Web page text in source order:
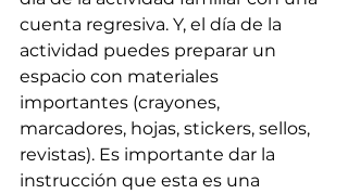
cuenta regresiva. Y, el día de la
actividad puedes preparar un
espacio con materiales
importantes (crayones,
marcadores, hojas, stickers, sellos,
revistas). Es importante dar la
instrucción que esta es una